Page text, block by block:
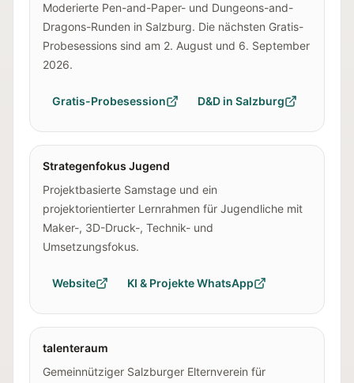
Moderierte Pen-and-Paper- und Dungeons-and-
Dragons-Runden in Salzburg. Die nächsten Gratis-
Probesessions sind am 2. August und 6. September
2026.
Gratis-Probesession D&D in Salzburg
Strategenfokus Jugend
Projektbasierte Samstage und ein
projektorientierter Lernrahmen für Jugendliche mit
Maker-, 3D-Druck-, Technik- und
Umsetzungsfokus.
Website KI & Projekte WhatsApp
talenteraum
Gemeinnütziger Salzburger Elternverein für